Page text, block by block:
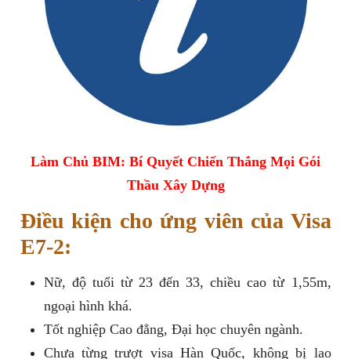
Làm Chủ BIM: Bí Quyết Chiến Thắng Mọi Gói
Thầu Xây Dựng
Điều kiện cho ứng viên của Visa
E7-2:
Nữ, độ tuổi từ 23 đến 33, chiều cao từ 1,55m,
ngoại hình khá.
Tốt nghiệp Cao đẳng, Đại học chuyên ngành.
Chưa từng trượt visa Hàn Quốc, không bị lao